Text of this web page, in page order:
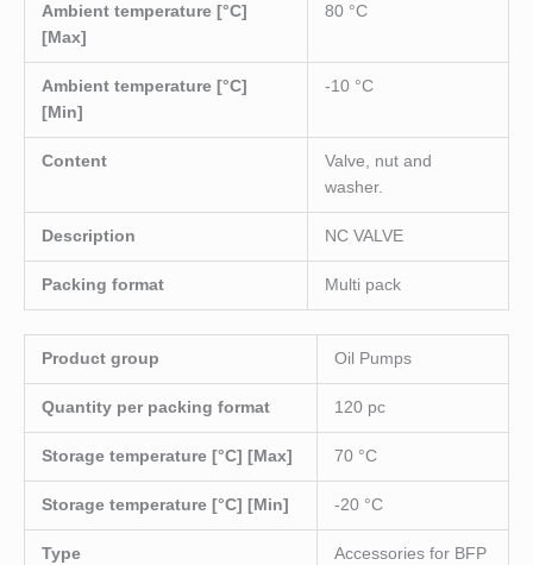
Ambient temperature [°C]
[Max]
80 °C
Ambient temperature [°C]
[Min]
-10 °C
Content
Valve, nut and
washer.
Description NC VALVE
Packing format Multi pack
Product group Oil Pumps
Quantity per packing format 120 pc
Storage temperature [°C] [Max] 70 °C
Storage temperature [°C] [Min] -20 °C
Type Accessories for BFP